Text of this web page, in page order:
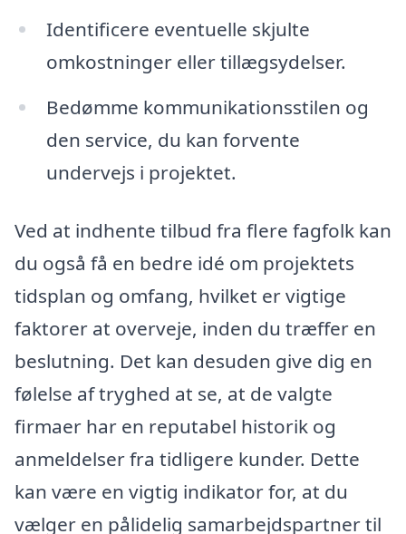
Identificere eventuelle skjulte
omkostninger eller tillægsydelser.
Bedømme kommunikationsstilen og
den service, du kan forvente
undervejs i projektet.
Ved at indhente tilbud fra flere fagfolk kan
du også få en bedre idé om projektets
tidsplan og omfang, hvilket er vigtige
faktorer at overveje, inden du træffer en
beslutning. Det kan desuden give dig en
følelse af tryghed at se, at de valgte
firmaer har en reputabel historik og
anmeldelser fra tidligere kunder. Dette
kan være en vigtig indikator for, at du
vælger en pålidelig samarbejdspartner til